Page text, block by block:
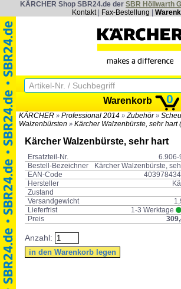
KÄRCHER Shop SBR24.de der SBR Höllwarth
Kontakt| Fax-Bestellung
Warenkorb 0
KÄRCHER » Professional 2014 » Zubehör»
Walzenbürsten » Kärcher Walzenbürste, sehr hart
Kärcher Walzenbürste, sehr hart
Ersatzteil-Nr.
6.906-
Bestell-Bezeichner
Kärcher Walzenbürste,
EAN-Code
Hersteller
Zustand
Versandgewicht
Lieferfrist
1-3 Werktage
Preis
Anzahl: